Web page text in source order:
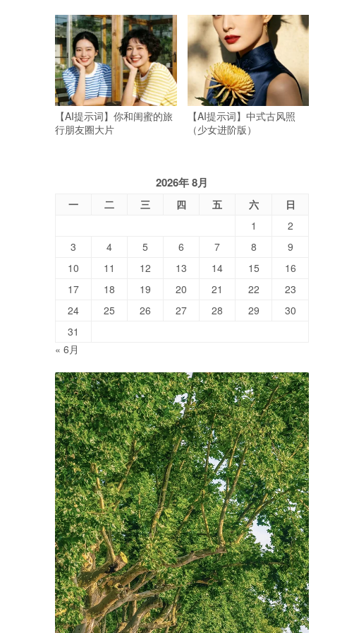
【AI提示词】你和闺蜜的旅
行朋友圈大片
【AI提示词】中式古风照
（少女进阶版）
2026年 8月
一 二 三 四 五 六
日
1
2
3
4 5 6 7 8
9
10
11 12 13 14 15
16
17
18 19 20 21 22
23
24
25 26 27 28 29
30
31
« 6月